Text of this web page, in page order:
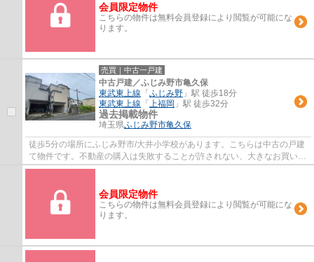
会員限定物件
こちらの物件は無料会員登録により閲覧が可能にな
ります。
売買｜中古一戸建
中古戸建／ふじみ野市亀久保
東武東上線 「 ふじみ野 」駅 徒歩18分
東武東上線 「 上福岡 」駅 徒歩32分
過去掲載物件
埼玉県ふじみ野市亀久保
徒歩5分の場所にふじみ野市/大井小学校があります。こちらは中古の戸建
て物件です。不動産の購入は失敗することが許されない、大きなお買い物
です。ＬＤＫはこの地域に特化しているの...
会員限定物件
こちらの物件は無料会員登録により閲覧が可能にな
ります。